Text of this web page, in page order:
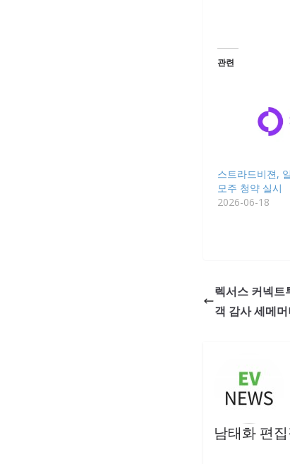
관련
스트라드비젼,
모주 청약 실시
2026-06-18
렉서스 커넥트
객 감사 세메
남태화 편